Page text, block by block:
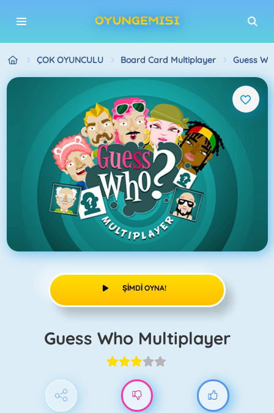
ÇOK OYUNCULU Board Card Multiplayer Guess
ŞIMDI OYNA!
Guess Who Multiplayer